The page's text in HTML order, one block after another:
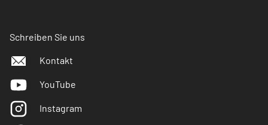
Schreiben Sie uns
Kontakt
YouTube
Instagram